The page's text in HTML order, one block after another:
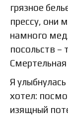
грязное
прессу, они
намного
посольств –
Смертельная
Я
хотел:
изящный